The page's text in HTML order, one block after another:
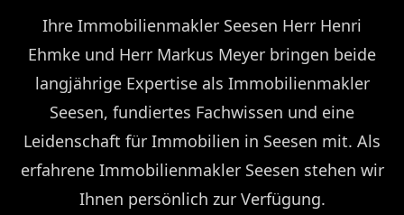
Ihre Immobilienmakler Seesen Herr Henri
Ehmke und Herr Markus Meyer bringen beide
langjährige Expertise als Immobilienmakler
Seesen, fundiertes Fachwissen und eine
Leidenschaft für Immobilien in Seesen mit. Als
erfahrene Immobilienmakler Seesen stehen wir
Ihnen persönlich zur Verfügung.